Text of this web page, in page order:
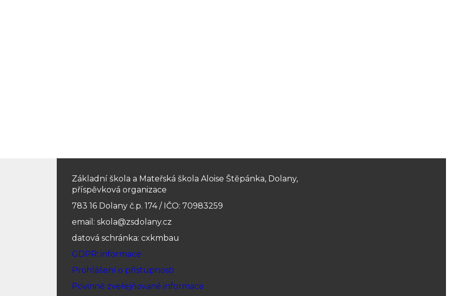
Základní škola a Mateřská škola Aloise Štěpánka, Dolany,
příspěvková organizace
783 16 Dolany č.p. 174 / IČO: 70983259
email: skola@zsdolany.cz
datová schránka: cxkmbau
GDPR: informace
Prohlášení o přístupnosti
Povinně zveřejňované informace